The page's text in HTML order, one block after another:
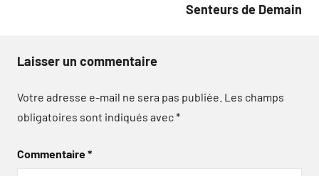
Senteurs de Demain
Laisser un commentaire
Votre adresse e-mail ne sera pas publiée. Les champs
obligatoires sont indiqués avec*
Commentaire*